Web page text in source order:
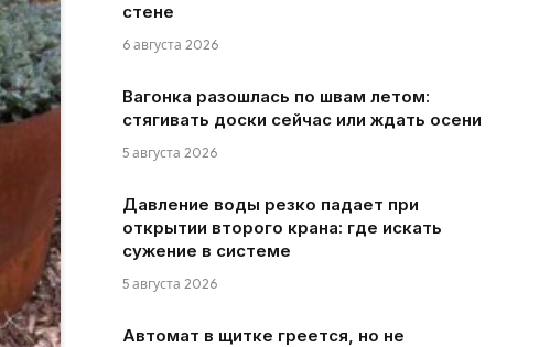
стене
6 августа 2026
Вагонка разошлась по швам летом:
стягивать доски сейчас или ждать осени
5 августа 2026
Давление воды резко падает при
открытии второго крана: где искать
сужение в системе
5 августа 2026
Автомат в щитке греется, но не